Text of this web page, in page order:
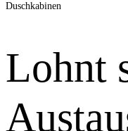
Duschkabinen
Lohnt